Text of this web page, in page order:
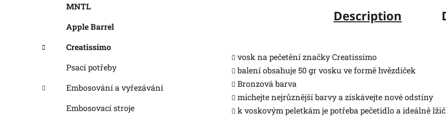
MNTL
Apple Barrel
Creatissimo
Psací potřeby
Embosování a vyřezávání
Embosovací stroje
Description
vosk na pečetění značky Creatissimo
balení obsahuje 50 gr vosku ve formě hvězdiček
Bronzová barva
míchejte nejrůznější barvy a získávejte nové odstíny
k voskovým peletkám je potřeba pečetidlo a ideálně